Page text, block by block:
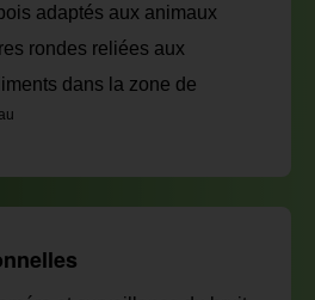
adaptés aux animaux
rondes reliées aux
dans la zone de